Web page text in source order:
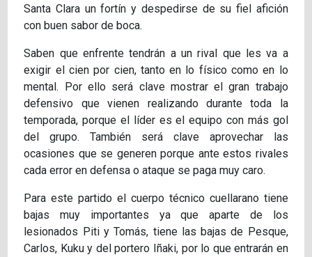
Santa Clara un fortín y despedirse de su fiel afición
con buen sabor de boca.
Saben que enfrente tendrán a un rival que les va a
exigir el cien por cien, tanto en lo físico como en lo
mental. Por ello será clave mostrar el gran trabajo
defensivo que vienen realizando durante toda la
temporada, porque el líder es el equipo con más gol
del grupo. También será clave aprovechar las
ocasiones que se generen porque ante estos rivales
cada error en defensa o ataque se paga muy caro.
Para este partido el cuerpo técnico cuellarano tiene
bajas muy importantes ya que aparte de los
lesionados Piti y Tomás, tiene las bajas de Pesque,
Carlos, Kuku y del portero Iñaki, por lo que entrarán en